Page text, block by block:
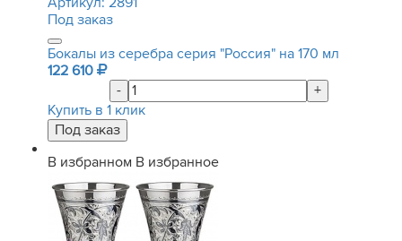
Под заказ
Бокалы из серебра серия "Россия" на 170 мл
122 610
-
+
Купить в 1 клик
В избранном В избранное